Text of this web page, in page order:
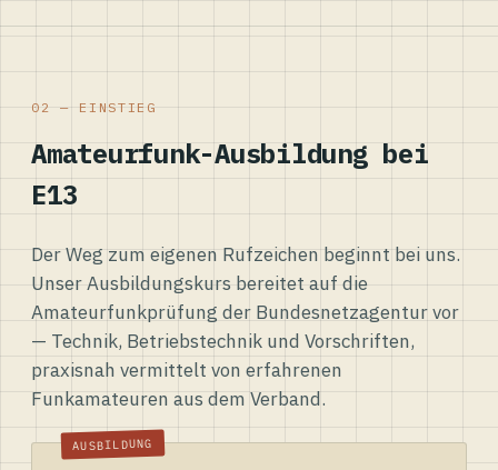
02 — EINSTIEG
Amateurfunk-Ausbildung bei
E13
Der Weg zum eigenen Rufzeichen beginnt bei uns.
Unser Ausbildungskurs bereitet auf die
Amateurfunkprüfung der Bundesnetzagentur vor
— Technik, Betriebstechnik und Vorschriften,
praxisnah vermittelt von erfahrenen
Funkamateuren aus dem Verband.